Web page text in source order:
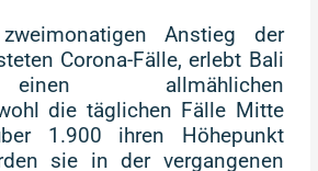
Anstieg der
Corona-Fälle, erlebt Bali
allmählichen
die täglichen Fälle Mitte
1.900 ihren Höhepunkt
sie in der vergangenen